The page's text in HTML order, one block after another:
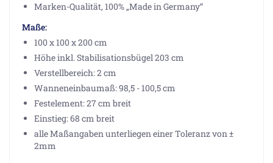
Marken-Qualität, 100% „Made in Germany“
Maße:
100 x 100 x 200 cm
Höhe inkl. Stabilisationsbügel 203 cm
Verstellbereich: 2 cm
Wanneneinbaumaß: 98,5 - 100,5 cm
Festelement: 27 cm breit
Einstieg: 68 cm breit
alle Maßangaben unterliegen einer Toleranz von ±
2mm